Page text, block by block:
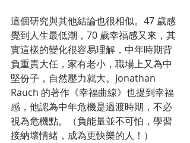
這個研究與其他結論也很相似。47 歲感
覺到人生最低潮，70 歲幸福感又來，其
實這樣的變化很容易理解，中年時期背
負重責大任，家有老小，職場上又為中
堅份子，自然壓力就大。Jonathan
Rauch 的著作《幸福曲線》也提到幸福
感，他認為中年危機是過渡時期，不必
視為危機點。（負能量並不可怕，學習
接納壞情緒，成為更快樂的人！）